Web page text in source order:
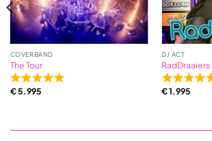
COVERBAND
The Tour
Rated
5,0
€5.995
DJ ACT
RadDraaiers
Rated
5,0
€1.995